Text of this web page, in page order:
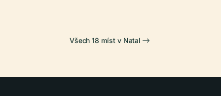
Všech 18 míst v Natal